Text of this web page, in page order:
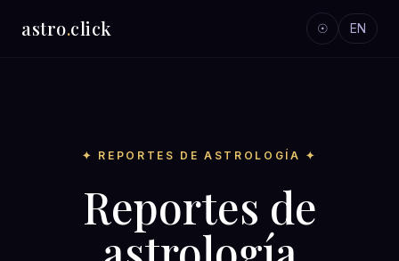
astro.click ☉ EN
✦ REPORTES DE ASTROLOGÍA ✦
Reportes de